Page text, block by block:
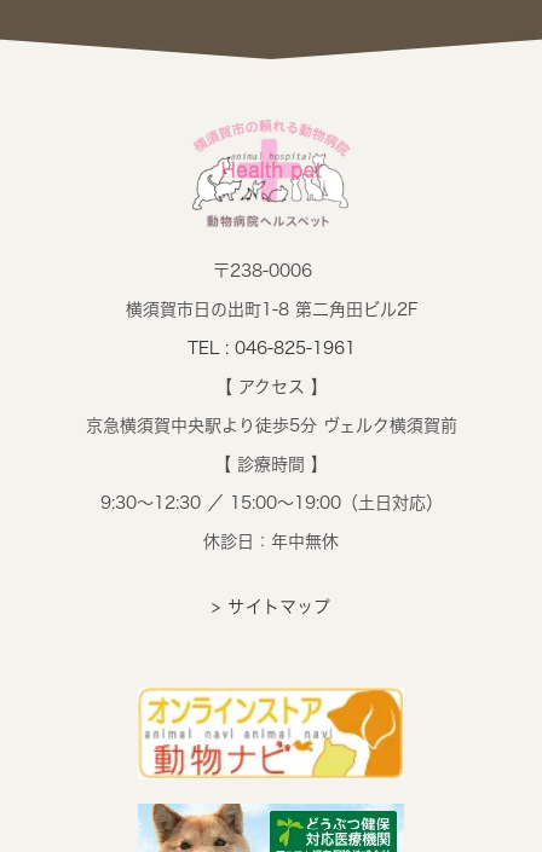
〒238-0006
横須賀市日の出町1-8 第二角田ビル2F
TEL : 046-825-1961
【 アクセス 】
京急横須賀中央駅より徒歩5分 ヴェルク横須賀前
【 診療時間 】
9:30～12:30 ／ 15:00～19:00（土日対応）
休診日：年中無休
> サイトマップ